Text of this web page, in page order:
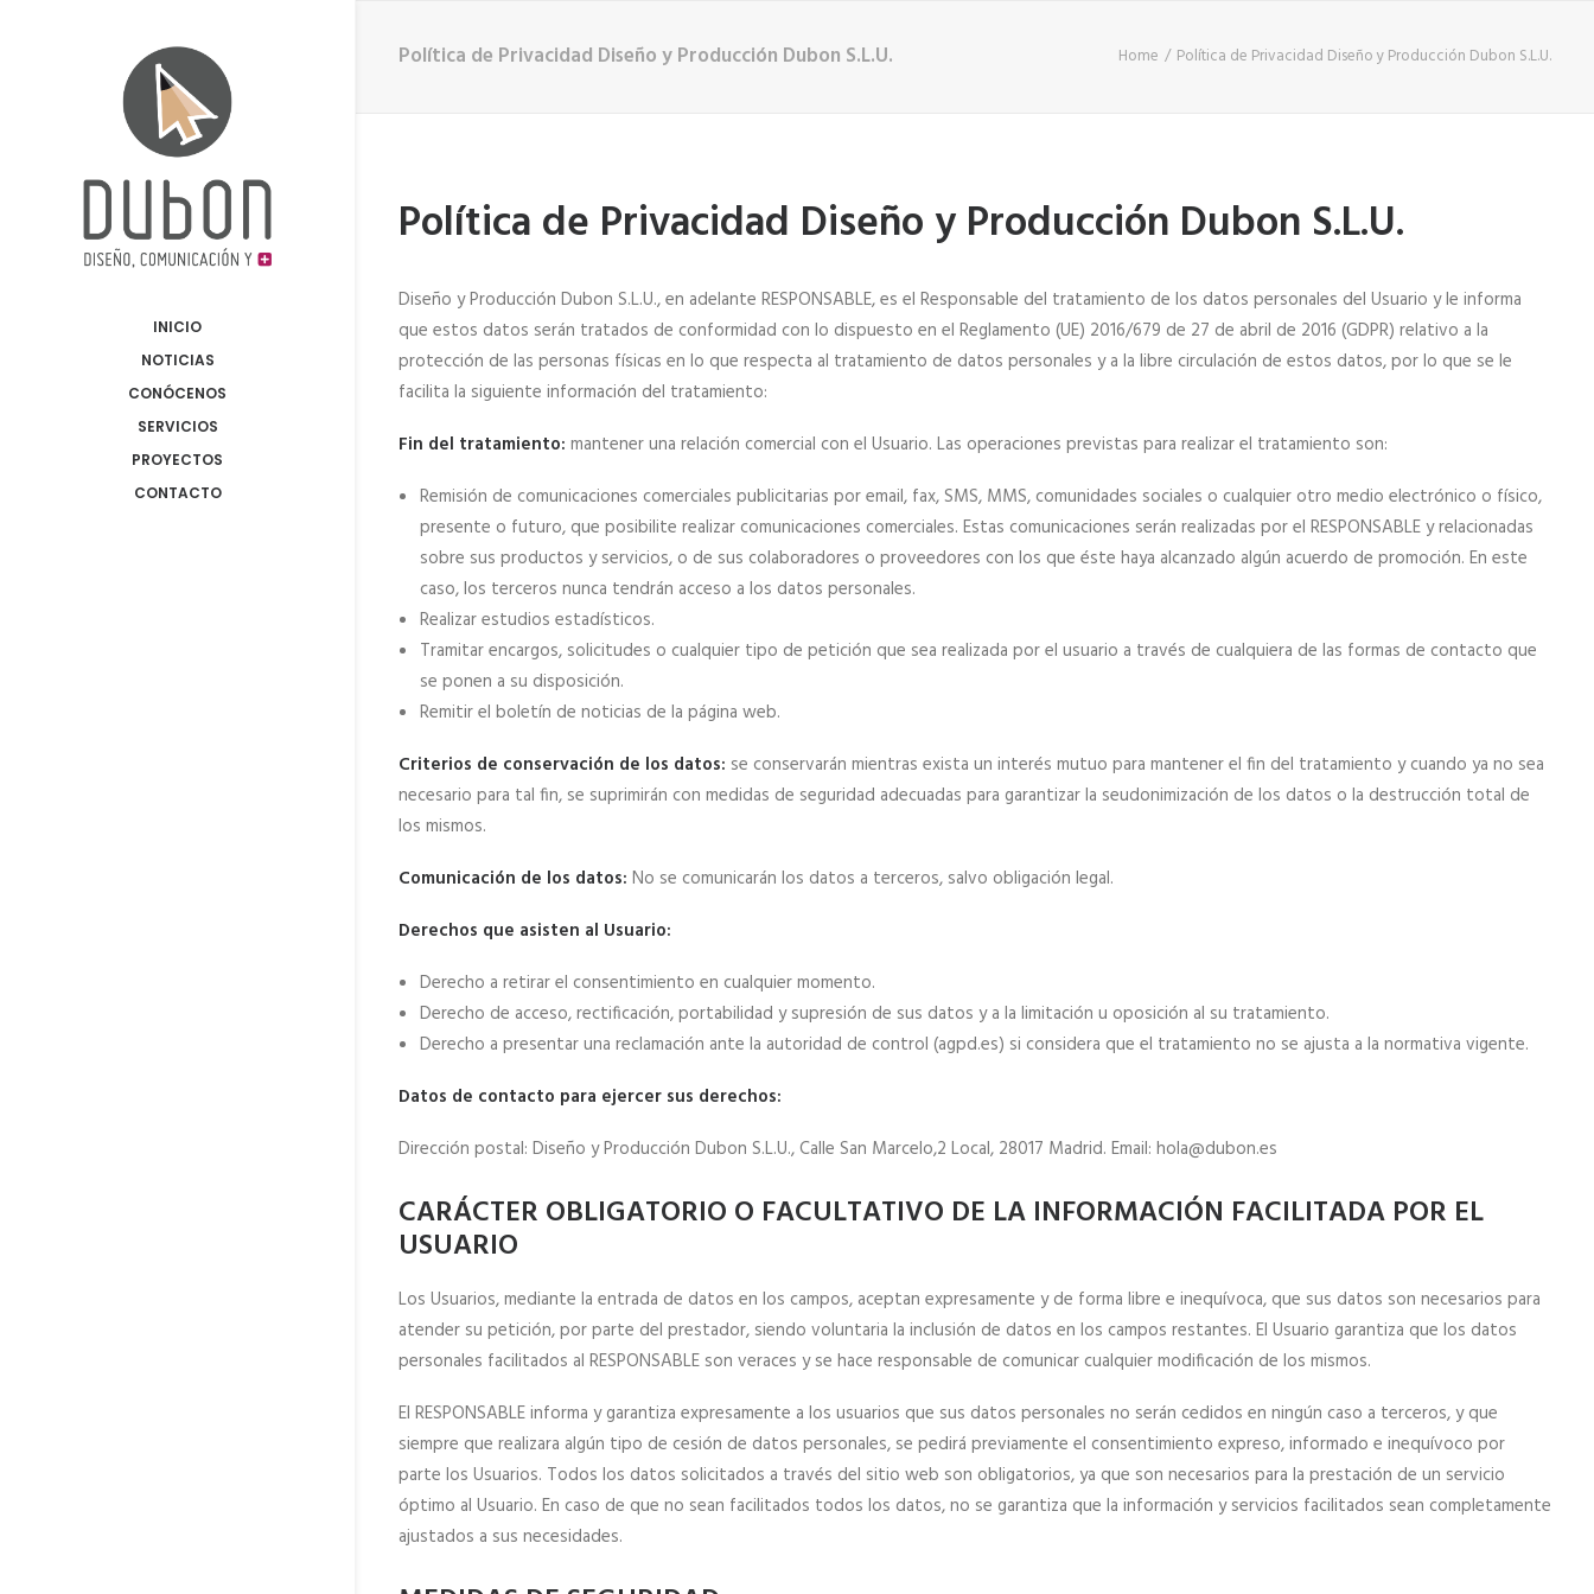
INICIO
NOTICIAS
CONÓCENOS
SERVICIOS
PROYECTOS
CONTACTO
Política de Privacidad Diseño y Producción Dubon S.L.U. Home Política de Privacidad Diseño y Producción Dubon S.L.U.
Política de Privacidad Diseño y Producción Dubon S.L.U.
Diseño y Producción Dubon S.L.U., en adelante RESPONSABLE, es el Responsable del tratamiento de los datos personales del Usuario y le informa
que estos datos serán tratados de conformidad con lo dispuesto en el Reglamento (UE) 2016/679 de 27 de abril de 2016 (GDPR) relativo a la
protección de las personas físicas en lo que respecta al tratamiento de datos personales y a la libre circulación de estos datos, por lo que se le
facilita la siguiente información del tratamiento:
Fin del tratamiento: mantener una relación comercial con el Usuario. Las operaciones previstas para realizar el tratamiento son:
Remisión de comunicaciones comerciales publicitarias por email, fax, SMS, MMS, comunidades sociales o cualquier otro medio electrónico o físico,
presente o futuro, que posibilite realizar comunicaciones comerciales. Estas comunicaciones serán realizadas por el RESPONSABLE y relacionadas
sobre sus productos y servicios, o de sus colaboradores o proveedores con los que éste haya alcanzado algún acuerdo de promoción. En este
caso, los terceros nunca tendrán acceso a los datos personales.
Realizar estudios estadísticos.
Tramitar encargos, solicitudes o cualquier tipo de petición que sea realizada por el usuario a través de cualquiera de las formas de contacto que
se ponen a su disposición.
Remitir el boletín de noticias de la página web.
Criterios de conservación de los datos: se conservarán mientras exista un interés mutuo para mantener el fin del tratamiento y cuando ya no sea
necesario para tal fin, se suprimirán con medidas de seguridad adecuadas para garantizar la seudonimización de los datos o la destrucción total de
los mismos.
Comunicación de los datos: No se comunicarán los datos a terceros, salvo obligación legal.
Derechos que asisten al Usuario:
Derecho a retirar el consentimiento en cualquier momento.
Derecho de acceso, rectificación, portabilidad y supresión de sus datos y a la limitación u oposición al su tratamiento.
Derecho a presentar una reclamación ante la autoridad de control (agpd.es) si considera que el tratamiento no se ajusta a la normativa vigente.
Datos de contacto para ejercer sus derechos:
Dirección postal: Diseño y Producción Dubon S.L.U., Calle San Marcelo,2 Local, 28017 Madrid. Email: hola@dubon.es
CARÁCTER OBLIGATORIO O FACULTATIVO DE LA INFORMACIÓN FACILITADA POR EL
USUARIO
Los Usuarios, mediante la entrada de datos en los campos, aceptan expresamente y de forma libre e inequívoca, que sus datos son necesarios para
atender su petición, por parte del prestador, siendo voluntaria la inclusión de datos en los campos restantes. El Usuario garantiza que los datos
personales facilitados al RESPONSABLE son veraces y se hace responsable de comunicar cualquier modificación de los mismos.
El RESPONSABLE informa y garantiza expresamente a los usuarios que sus datos personales no serán cedidos en ningún caso a terceros, y que
siempre que realizara algún tipo de cesión de datos personales, se pedirá previamente el consentimiento expreso, informado e inequívoco por
parte los Usuarios. Todos los datos solicitados a través del sitio web son obligatorios, ya que son necesarios para la prestación de un servicio
óptimo al Usuario. En caso de que no sean facilitados todos los datos, no se garantiza que la información y servicios facilitados sean completamente
ajustados a sus necesidades.